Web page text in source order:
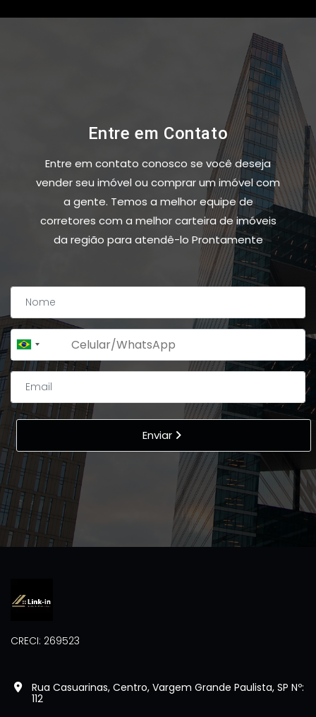
Entre em Contato
Entre em contato conosco se você deseja
vender seu imóvel ou comprar um imóvel com
a gente. Temos a melhor equipe de
corretores com a melhor carteira de imóveis
da região para atendê-lo Prontamente
Brazil
+55
Enviar
CRECI: 269523
Rua Casuarinas, Centro, Vargem Grande Paulista, SP Nº:
112